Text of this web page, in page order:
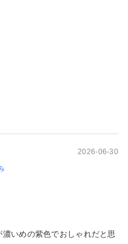
2026-06-30
いめの紫色でおしゃれだと思